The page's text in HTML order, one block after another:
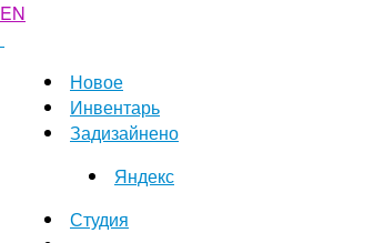
EN
Новое
Инвентарь
Задизайнено
Яндекс
Студия